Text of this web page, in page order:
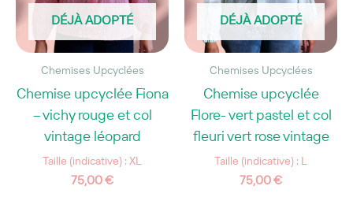
DÉJÀ ADOPTÉ
Chemises Upcyclées
Chemise upcyclée Fiona
– vichy rouge et col
vintage léopard
Taille (indicative) : XL
75,00€
DÉJÀ ADOPTÉ
Chemises Upcyclées
Chemise upcyclée
Flore- vert pastel et col
fleuri vert rose vintage
Taille (indicative) : L
75,00€